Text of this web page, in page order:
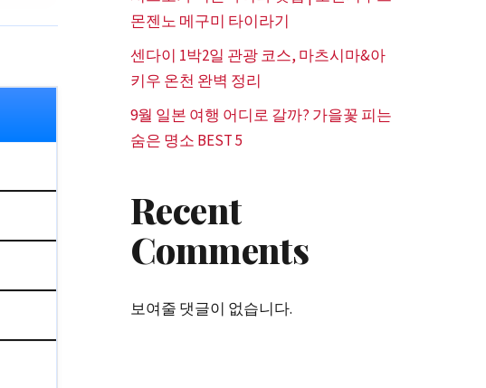
몬젠노 메구미 타이라기
센다이 1박2일 관광 코스, 마츠시마&아
키우 온천 완벽 정리
9월 일본 여행 어디로 갈까? 가을꽃 피는
숨은 명소 BEST 5
Recent
Comments
보여줄 댓글이 없습니다.